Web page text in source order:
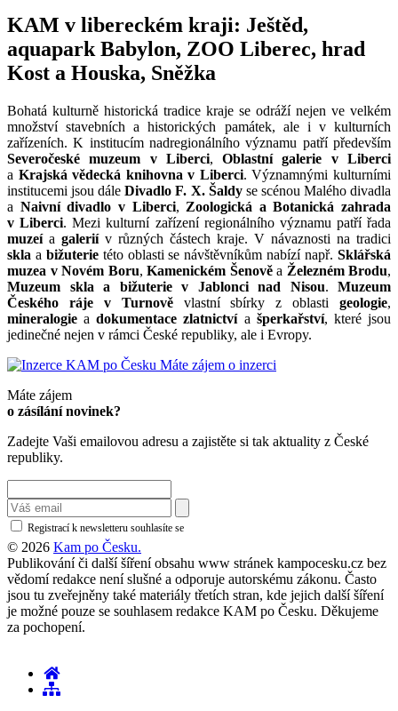
KAM v libereckém kraji: Ještěd,
aquapark Babylon, ZOO Liberec, hrad
Kost a Houska, Sněžka
Bohatá kulturně historická tradice kraje se odráží nejen ve velkém
množství stavebních a historických památek, ale i v kulturních
zařízeních. K institucím nadregionálního významu patří především
Severočeské muzeum v Liberci,Oblastní galerie v Liberci
a Krajská vědecká knihovna v Liberci. Významnými kulturními
institucemi jsou dáleDivadlo F. X. Šaldyse scénou Malého divadla
a Naivní divadlo v Liberci, Zoologická a Botanická zahrada
v Liberci. Mezi kulturní zařízení regionálního významu patří řada
muzeía galeriív různých částech kraje. V návaznosti na tradici
skla a bižuterietéto oblasti se návštěvníkům nabízí např.Sklářská
muzea v Novém Boru, Kamenickém Šenověa Železném Brodu,
Muzeum skla a bižuterie v Jablonci nad Nisou. Muzeum
Českého ráje v Turnověvlastní sbírky z oblasti geologie,
mineralogie adokumentace zlatnictvía šperkařství, které jsou
jedinečné nejen v rámci České republiky, ale i Evropy.
Máte zájem o inzerci
Máte zájem
o zásílání novinek?
Zadejte Vaši emailovou adresu a zajistěte si tak aktuality z České
republiky.
Registrací k newsletteru souhlasíte se
© 2026 Kam po Česku.
Publikování či další šíření obsahu www stránek kampocesku.cz bez
vědomí redakce není slušné a odporuje autorskému zákonu. Často
jsou tu zveřejněny také materiály třetích stran, kde jejich další šíření
je možné pouze se souhlasem redakce KAM po Česku. Děkujeme
za pochopení.